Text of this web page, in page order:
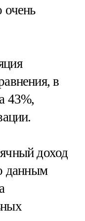
очень
в
43%,
доход
данным